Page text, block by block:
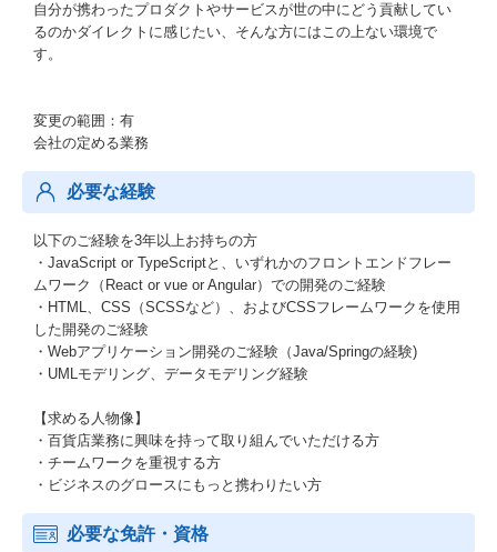
自分が携わったプロダクトやサービスが世の中にどう貢献してい
るのかダイレクトに感じたい、そんな方にはこの上ない環境で
す。
変更の範囲：有
会社の定める業務
必要な経験
以下のご経験を3年以上お持ちの方
・JavaScript or TypeScriptと、いずれかのフロントエンドフレー
ムワーク（React or vue or Angular）での開発のご経験
・HTML、CSS（SCSSなど）、およびCSSフレームワークを使用
した開発のご経験
・Webアプリケーション開発のご経験（Java/Springの経験)
・UMLモデリング、データモデリング経験
【求める人物像】
・百貨店業務に興味を持って取り組んでいただける方
・チームワークを重視する方
・ビジネスのグロースにもっと携わりたい方
必要な免許・資格